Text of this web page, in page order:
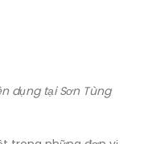
tại Sơn Tùng